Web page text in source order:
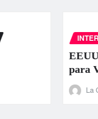
PORTADA SUCESOS
ayuda de 130
el doble terremoto